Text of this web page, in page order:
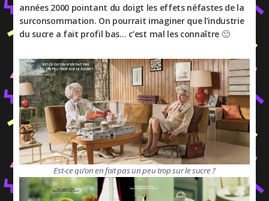
années 2000 pointant du doigt les effets néfastes de la
surconsommation. On pourrait imaginer que l’industrie
du sucre a fait profil bas… c’est mal les connaître 🙂
Est-ce qu’on en fait pas un peu trop sur le sucre ?